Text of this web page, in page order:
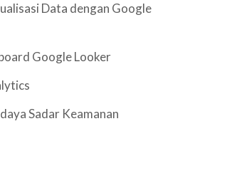
Data dengan Google
Google Looker
Sadar Keamanan